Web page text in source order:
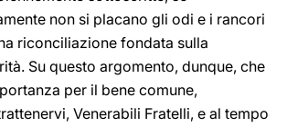
non si placano gli odi e i rancori
riconciliazione fondata sulla
Su questo argomento, dunque, che
per il bene comune,
Venerabili Fratelli, e al tempo